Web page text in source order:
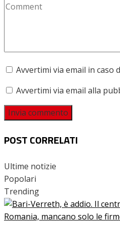
Avvertimi via email in caso
Avvertimi via email alla
POST CORRELATI
Ultime notizie
Popolari
Trending